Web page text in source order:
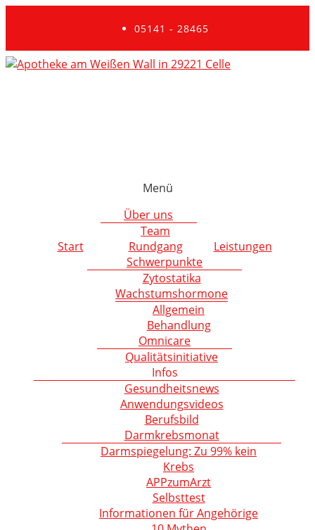
05141 - 28465
Menü
Start
Über uns
Team
Rundgang
Leistungen
Schwerpunkte
Zytostatika
Wachstumshormone
Allgemein
Behandlung
Omnicare
Qualitätsinitiative
Infos
Gesundheitsnews
Anwendungsvideos
Berufsbild
Darmkrebsmonat
Darmspiegelung: Zu 99% kein
Krebs
APPzumArzt
Selbsttest
Informationen für Angehörige